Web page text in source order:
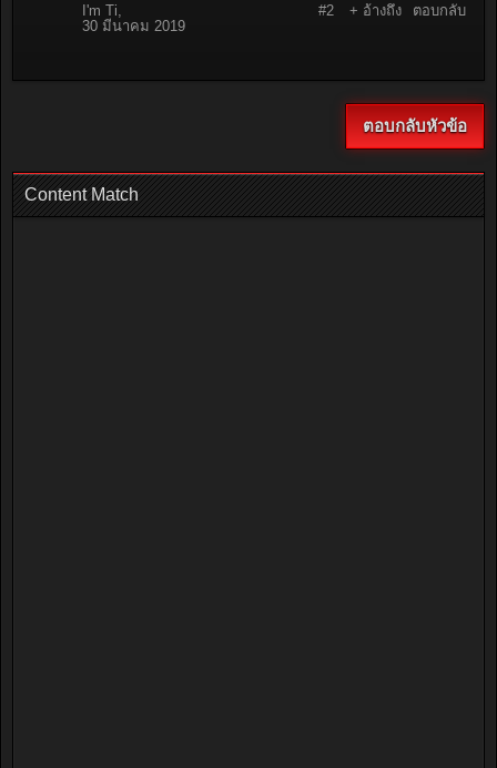
I'm Ti
30 มีนาคม 2019
#2 + อ้างถึง ตอบกลับ
ตอบกลับหัวข้อ
Content Match